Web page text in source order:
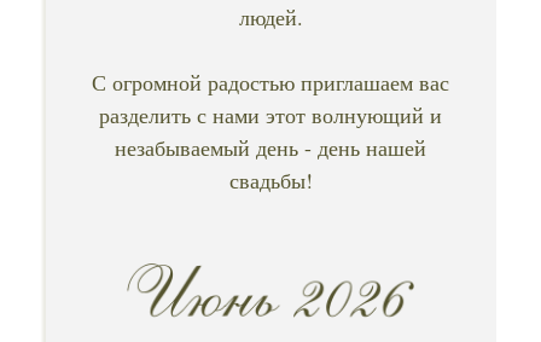
людей.
С огромной радостью приглашаем вас
разделить с нами этот волнующий и
незабываемый день - день нашей
свадьбы!